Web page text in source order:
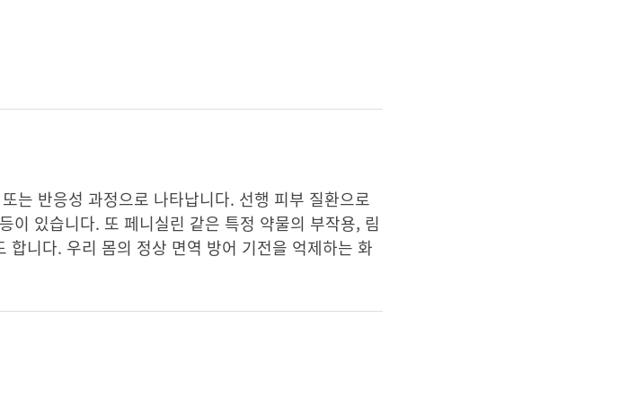
는 반응성 과정으로 나타납니다. 선행 피부 질환으로
이 있습니다. 또 페니실린 같은 특정 약물의 부작용, 림
니다. 우리 몸의 정상 면역 방어 기전을 억제하는 화